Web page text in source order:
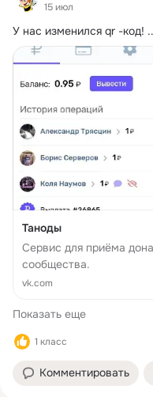
15 июл
У нас изменился qr -код!
Таноды
Сервис для приёма
сообщества.
vk.com
Показать еще
1 класс
Комментировать